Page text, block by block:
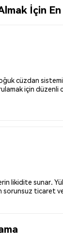
İçin
cüzdan sistemi
için düzenli
likidite sunar.
ticaret